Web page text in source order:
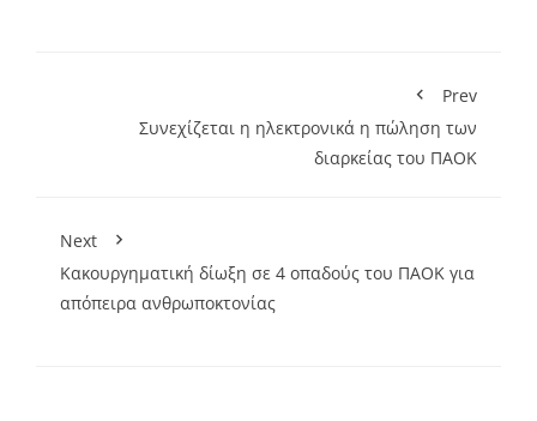
Prev
Συνεχίζεται η ηλεκτρονικά η πώληση των
διαρκείας του ΠΑΟΚ
Next
Κακουργηματική δίωξη σε 4 οπαδούς του ΠΑΟΚ για
απόπειρα ανθρωποκτονίας